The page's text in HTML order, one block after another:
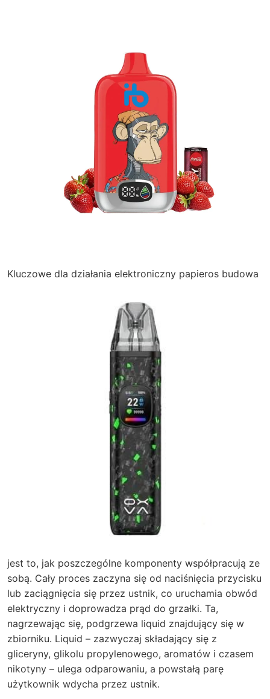
Kluczowe dla działania elektroniczny papieros budowa
jest to, jak poszczególne komponenty współpracują ze
sobą. Cały proces zaczyna się od naciśnięcia przycisku
lub zaciągnięcia się przez ustnik, co uruchamia obwód
elektryczny i doprowadza prąd do grzałki. Ta,
nagrzewając się, podgrzewa liquid znajdujący się w
zbiorniku. Liquid – zazwyczaj składający się z
gliceryny, glikolu propylenowego, aromatów i czasem
nikotyny – ulega odparowaniu, a powstałą parę
użytkownik wdycha przez ustnik.